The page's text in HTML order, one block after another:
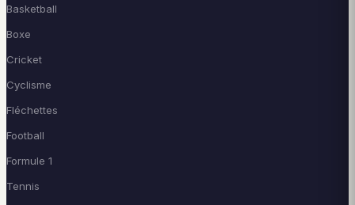
Basketball
Boxe
Cricket
Cyclisme
Fléchettes
Football
Formule 1
Tennis